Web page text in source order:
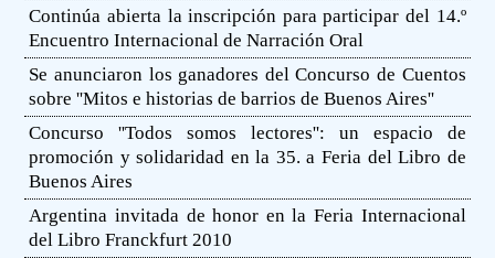
Continúa abierta la inscripción para participar del 14.º
Encuentro Internacional de Narración Oral
Se anunciaron los ganadores del Concurso de Cuentos
sobre ''Mitos e historias de barrios de Buenos Aires''
Concurso ''Todos somos lectores'': un espacio de
promoción y solidaridad en la 35. a Feria del Libro de
Buenos Aires
Argentina invitada de honor en la Feria Internacional
del Libro Franckfurt 2010